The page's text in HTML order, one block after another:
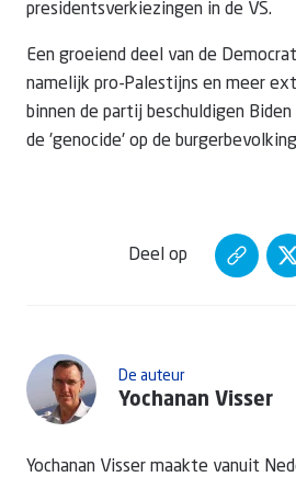
presidentsverkiezingen in de VS.
Een groeiend deel van de
namelijk pro-Palestijns en meer
binnen de partij beschuldigen
de 'genocide' op de burgerbevolking
De auteur
Yochanan Visser
Yochanan Visser maakte vanuit
Deel op